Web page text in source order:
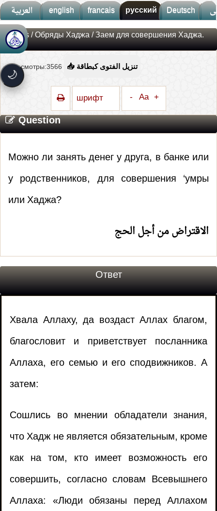
العربية english francais русский Deutsch
🌙
🚀 جديد الموقع!
⚡ سرعة فائقة
🎨 واجهة أكثر أناقة وسهولة
🔔إشعارات ذكية
تتابع كل جديد بخطوة واحدة
Fatwas/Обряды Хаджа/ Заем для совершения Хаджа.
Просмотры:3566 📥 تنزيل الفتوى كبطاقة
шрифт - Aa +
Question
Можно ли занять денег у друга, в банке или
у родственников, для совершения ‘умры
или Хаджа?
الاقتراض من أجل الحج
Ответ
Хвала Аллаху, да воздаст Аллах благом,
благословит и приветствует посланника
Аллаха, его семью и его сподвижников. А
затем:
Сошлись во мнении обладатели знания,
что Хадж не является обязательным, кроме
как на том, кто имеет возможность его
совершить, согласно словам Всевышнего
Аллаха: «Люди обязаны перед Аллахом